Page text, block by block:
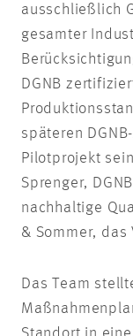
ausschließlich
gesamter
DGNB
späteren
Pilotprojekt
Sprenger,
nachhaltige
& Sommer, das
Das Team